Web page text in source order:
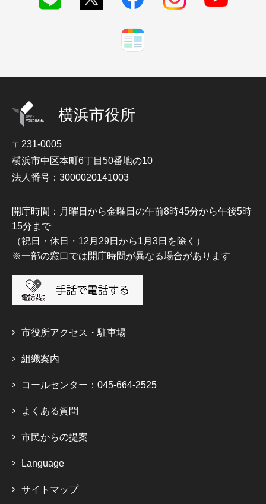
横浜市役所
〒231-0005
横浜市中区本町6丁目50番地の10
法人番号：3000020141003
開庁時間：月曜日から金曜日の午前8時45分から午後5時
15分まで
（祝日・休日・12月29日から1月3日を除く）
※一部の窓口では開庁時間が異なる場合があります
市役所アクセス・駐車場
組織案内
コールセンター：045-664-2525
よくある質問
市民からの提案
Language
サイトマップ